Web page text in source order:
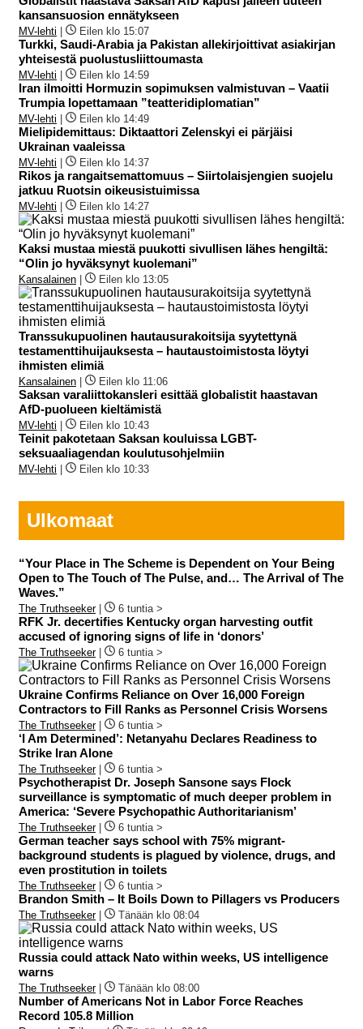
kansansuosion ennätykseen
MV-lehti Eilen klo 15:07
Turkki, Saudi-Arabia ja Pakistan allekirjoittivat asiakirjan
yhteisestä puolustusliittoumasta
MV-lehti Eilen klo 14:59
Iran ilmoitti Hormuzin sopimuksen valmistuvan – Vaatii
Trumpia lopettamaan ”teatteridiplomatian”
MV-lehti Eilen klo 14:49
Mielipidemittaus: Diktaattori Zelenskyi ei pärjäisi
Ukrainan vaaleissa
MV-lehti Eilen klo 14:37
Rikos ja rangaitsemattomuus – Siirtolaisjengien suojelu
jatkuu Ruotsin oikeusistuimissa
MV-lehti Eilen klo 14:27
Kaksi mustaa miestä puukotti sivullisen lähes hengiltä:
“Olin jo hyväksynyt kuolemani”
Kansalainen Eilen klo 13:05
Transsukupuolinen hautausurakoitsija syytettynä
testamenttihuijauksesta – hautaustoimistosta löytyi
ihmisten elimiä
Kansalainen Eilen klo 11:06
Saksan varaliittokansleri esittää globalistit haastavan
AfD-puolueen kieltämistä
MV-lehti Eilen klo 10:43
Teinit pakotetaan Saksan kouluissa LGBT-
seksuaaliagendan koulutusohjelmiin
MV-lehti Eilen klo 10:33
Ulkomaat
“Your Place in The Scheme is Dependent on Your Being
Open to The Touch of The Pulse, and… The Arrival of The
Waves.”
The Truthseeker| 6 tuntia >
RFK Jr. decertifies Kentucky organ harvesting outfit
accused of ignoring signs of life in ‘donors’
The Truthseeker| 6 tuntia >
Ukraine Confirms Reliance on Over 16,000 Foreign
Contractors to Fill Ranks as Personnel Crisis Worsens
The Truthseeker| 6 tuntia >
‘I Am Determined’: Netanyahu Declares Readiness to
Strike Iran Alone
The Truthseeker| 6 tuntia >
Psychotherapist Dr. Joseph Sansone says Flock
surveillance is symptomatic of much deeper problem in
America: ‘Severe Psychopathic Authoritarianism’
The Truthseeker| 6 tuntia >
German teacher says school with 75% migrant-
background students is plagued by violence, drugs, and
even prostitution in toilets
The Truthseeker| 6 tuntia >
Brandon Smith – It Boils Down to Pillagers vs Producers
The Truthseeker| Tänään klo 08:04
Russia could attack Nato within weeks, US intelligence
warns
The Truthseeker| Tänään klo 08:00
Number of Americans Not in Labor Force Reaches
Record 105.8 Million